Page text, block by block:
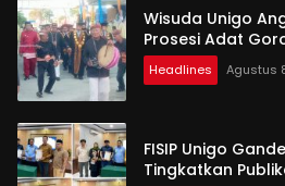
Wisuda Unigo
Prosesi Adat
Headlines Agustus
FISIP Unigo
Tingkatkan